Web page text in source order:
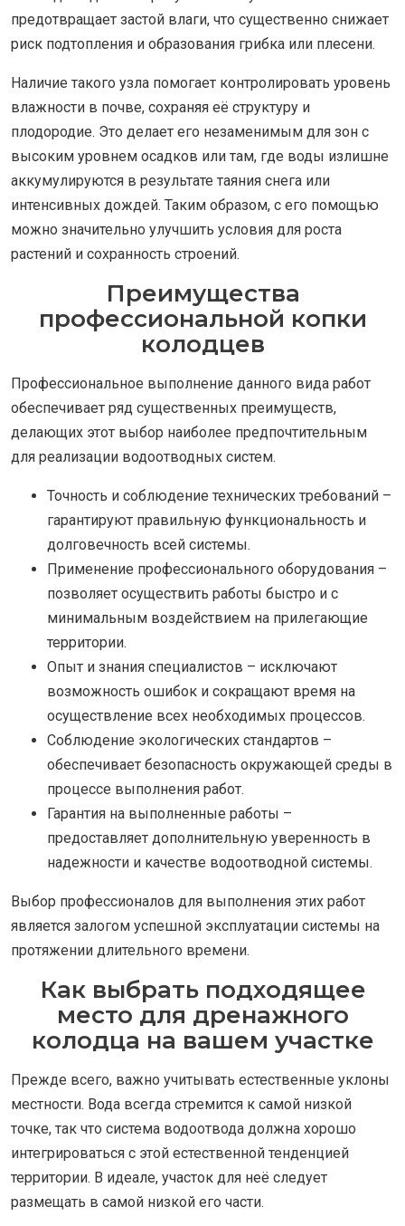
предотвращает застой влаги, что существенно снижает
риск подтопления и образования грибка или плесени.
Наличие такого узла помогает контролировать уровень
влажности в почве, сохраняя её структуру и
плодородие. Это делает его незаменимым для зон с
высоким уровнем осадков или там, где воды излишне
аккумулируются в результате таяния снега или
интенсивных дождей. Таким образом, с его помощью
можно значительно улучшить условия для роста
растений и сохранность строений.
Преимущества
профессиональной копки
колодцев
Профессиональное выполнение данного вида работ
обеспечивает ряд существенных преимуществ,
делающих этот выбор наиболее предпочтительным
для реализации водоотводных систем.
Точность и соблюдение технических требований –
гарантируют правильную функциональность и
долговечность всей системы.
Применение профессионального оборудования –
позволяет осуществить работы быстро и с
минимальным воздействием на прилегающие
территории.
Опыт и знания специалистов – исключают
возможность ошибок и сокращают время на
осуществление всех необходимых процессов.
Соблюдение экологических стандартов –
обеспечивает безопасность окружающей среды в
процессе выполнения работ.
Гарантия на выполненные работы –
предоставляет дополнительную уверенность в
надежности и качестве водоотводной системы.
Выбор профессионалов для выполнения этих работ
является залогом успешной эксплуатации системы на
протяжении длительного времени.
Как выбрать подходящее
место для дренажного
колодца на вашем участке
Прежде всего, важно учитывать естественные уклоны
местности. Вода всегда стремится к самой низкой
точке, так что система водоотвода должна хорошо
интегрироваться с этой естественной тенденцией
территории. В идеале, участок для неё следует
размещать в самой низкой его части.